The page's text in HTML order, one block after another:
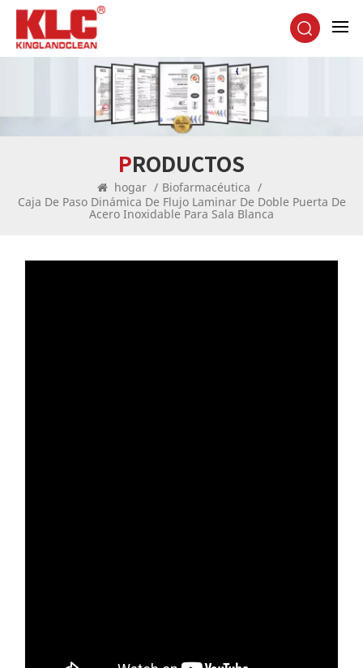
PRODUCTOS
hogar / Biofarmacéutica /
Caja De Paso Dinámica De Flujo Laminar De Doble Puerta De
Acero Inoxidable Para Sala Blanca